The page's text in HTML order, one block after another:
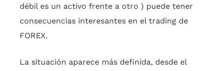
débil es un activo frente a otro ) puede tener
consecuencias interesantes en el trading de
FOREX.
La situación aparece más definida, desde el